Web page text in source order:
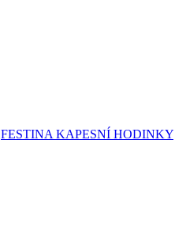
FESTINA KAPESNÍ HODINKY